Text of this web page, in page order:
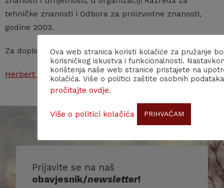
tehničke znanosti i Odbora za proizvodne znanosti,
godine 2003.
Za dopisnog člana HAZU izabran je 2004.
Herbert Mang – osobna stranica
Prijavite se na naš
obavjesnik/newsletter!
Ova web stranica koristi kolačiće za pružanje
korisničkog iskustva i funkcionalnosti.
korištenja naše web stranice pristajete na
kolačića. Više o politici zaštite osobnih podataka
pročitajte ovdje.
Više o politici kolačića PRIHVAĆAM